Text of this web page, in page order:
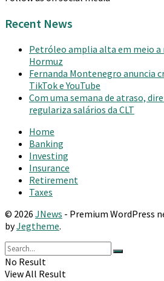
Recent News
Petróleo amplia alta em meio a
Hormuz
Fernanda Montenegro anuncia
TikTok e YouTube
Com uma semana de atraso,
regulariza salários da CLT
Home
Banking
Investing
Insurance
Retirement
Taxes
© 2026 JNews - Premium WordPress
byJegtheme.
No Result
View All Result